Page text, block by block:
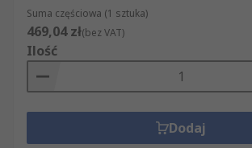
Suma częściowa (1 sztuka)
469,04 zł(bez VAT)
Ilość
Dodaj